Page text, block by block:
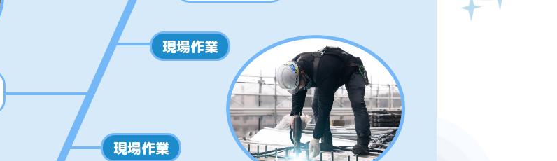
現場作業
現場作業